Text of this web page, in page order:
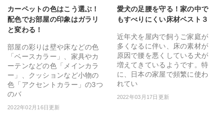
カーペットの色はこう選ぶ！
配色でお部屋の印象はガラリ
と変わる！
部屋の彩りは壁や床などの色
「ベースカラー」、家具やカ
ーテンなどの色「メインカラ
ー」、クッションなど小物の
色「アクセントカラー」の3つ
のバ
2022年02月16日更新
愛犬の足腰を守る！家の中で
もすべりにくい床材ベスト３
近年犬を屋内で飼うご家庭が
多くなるに伴い、床の素材が
原因で腰を悪くしている犬が
増えてきているようです。特
に、日本の家屋で頻繁に使わ
れてい
2022年03月17日更新